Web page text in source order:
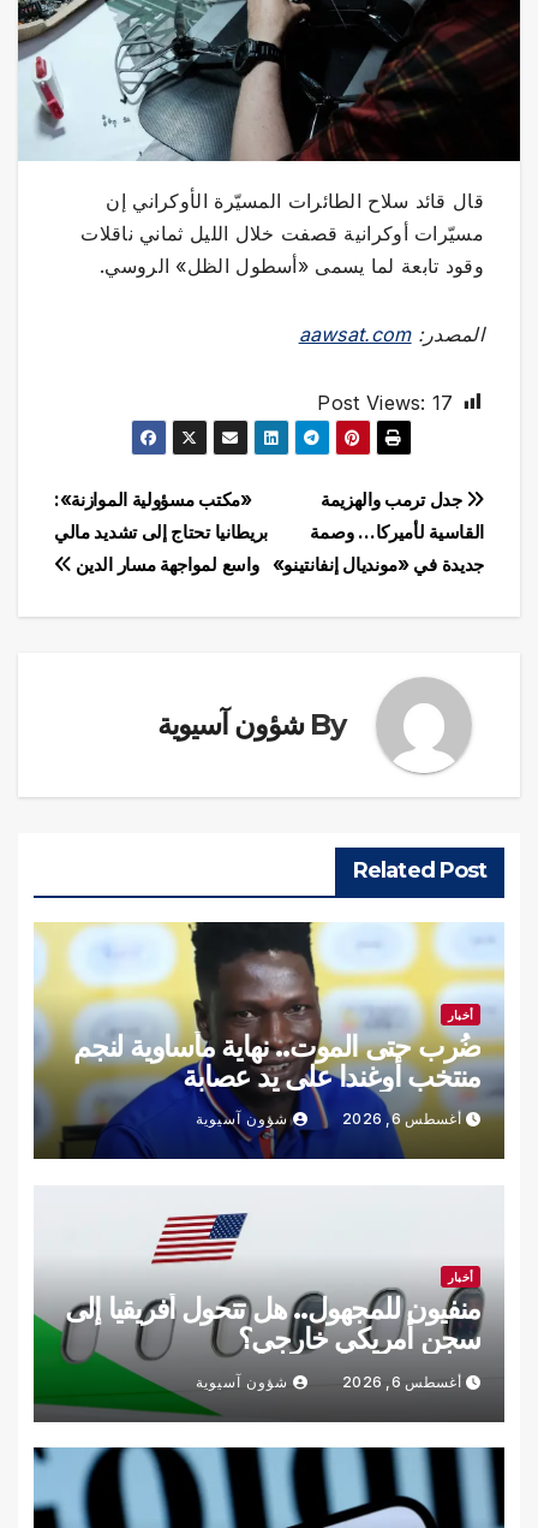
قال قائد سلاح الطائرات المسيّرة الأوكراني إن
مسيّرات أوكرانية قصفت خلال الليل ثماني ناقلات
وقود تابعة لما يسمى «أسطول الظل» الروسي.
المصدر:aawsat.com
Post Views: 17
تصفّح
المقالات
«مكتب مسؤولية الموازنة»:
بريطانيا تحتاج إلى تشديد مالي
واسع لمواجهة مسار الدين
جدل ترمب والهزيمة
القاسية لأميركا… وصمة
جديدة في «مونديال إنفانتينو»
By شؤون آسيوية
Related Post
أخبار
ضُرب حتى الموت.. نهاية مأساوية لنجم
منتخب أوغندا على يد عصابة
أغسطس 6, 2026 شؤون آسيوية
أخبار
منفيون للمجهول.. هل تتحول أفريقيا إلى
سجن أمريكي خارجي؟
أغسطس 6, 2026 شؤون آسيوية